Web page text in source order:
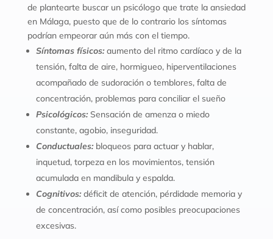
de plantearte buscar un psicólogo que trate la ansiedad
en Málaga, puesto que de lo contrario los síntomas
podrían empeorar aún más con el tiempo.
Síntomas físicos:aumento del ritmo cardíaco y de la
tensión, falta de aire, hormigueo, hiperventilaciones
acompañado de sudoración o temblores, falta de
concentración, problemas para conciliar el sueño
Psicológicos: Sensación de amenza o miedo
constante, agobio, inseguridad.
Conductuales:bloqueos para actuar y hablar,
inquetud, torpeza en los movimientos, tensión
acumulada en mandibula y espalda.
Cognitivos:déficit de atención, pérdidade memoria y
de concentración, así como posibles preocupaciones
excesivas.